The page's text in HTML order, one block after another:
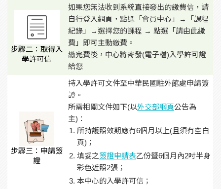
步驟二：取得入
學許可信
如果您無法收到系統直接發出的繳費信，請
自行登入網頁，點選「會員中心」→「課程
紀錄」→選擇您的課程 → 點選「請由此繳
費」即可主動繳費。
繳完費後，中心將寄發(電子檔)入學許可證
給您
步驟三：申請簽
證
持入學許可文件至中華民國駐外館處申請簽
證。
所需相關文件如下(以外交部網頁公告為
主)：
所持護照效期應有6個月以上(且須有空白
頁)；
填妥之簽證申請表乙份暨6個月內2吋半身
彩色近照2張；
本中心的入學許可信；